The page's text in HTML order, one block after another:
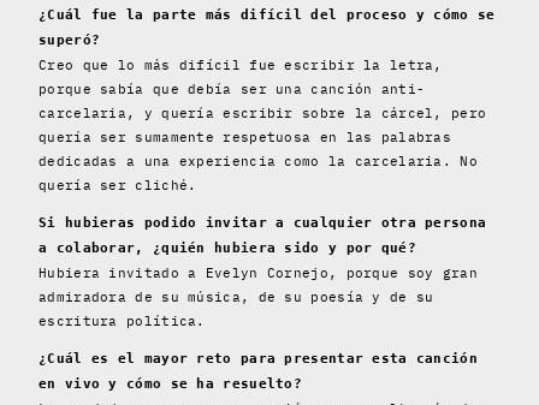
¿Cuál fue la parte más difícil del proceso y cómo se
superó?
Creo que lo más difícil fue escribir la letra,
porque sabía que debía ser una canción anti-
carcelaria, y quería escribir sobre la cárcel, pero
quería ser sumamente respetuosa en las palabras
dedicadas a una experiencia como la carcelaria. No
quería ser cliché.
Si hubieras podido invitar a cualquier otra persona
a colaborar, ¿quién hubiera sido y por qué?
Hubiera invitado a Evelyn Cornejo, porque soy gran
admiradora de su música, de su poesía y de su
escritura política.
¿Cuál es el mayor reto para presentar esta canción
en vivo y cómo se ha resuelto?